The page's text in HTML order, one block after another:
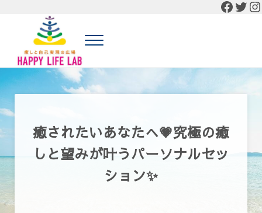
癒しと自己実現の広場 HAPPY LIFE LAB
癒しと自己実現の広場 HAPPY LIFE LABの公式HP
Menu
癒されたいあなたへ💗究極の癒
しと望みが叶うパーソナルセッ
ション✨